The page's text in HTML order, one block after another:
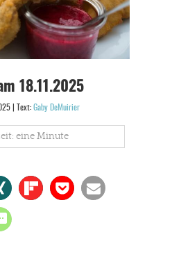
18.11.2025
| Text: Gaby DeMuirier
eine Minute